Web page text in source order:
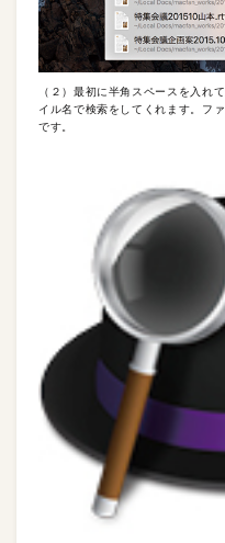
（２）最初に半角スペースを入れ
イル名で検索をしてくれます。フ
です。